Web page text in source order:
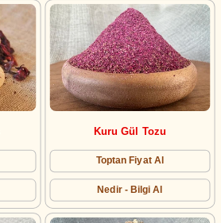
Kuru Gül Tozu
Toptan Fiyat Al
Nedir - Bilgi Al